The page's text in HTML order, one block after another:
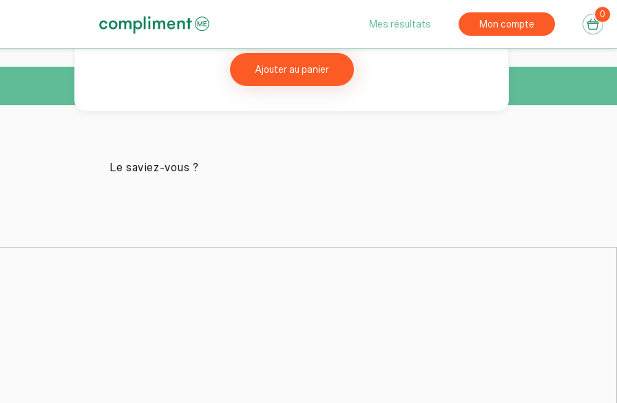
Réservation consultation gratuite
Mes résultats Mon compte
0
Ajouter au panier
Le saviez-vous ?